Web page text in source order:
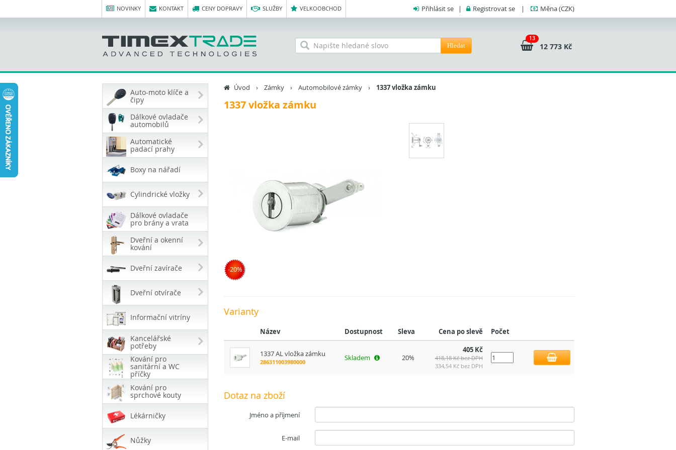
NOVINKY KONTAKT CENY DOPRAVY SLUŽBY VELKOOBCHOD Přihlásit se | Registrovat se | Měna(CZK)
13
12 773 Kč
Hledat
Auto-moto klíče a
čipy
Dálkové ovladače
automobilů
Automatické
padací prahy
Boxy na nářadí
Cylindrické vložky
Dálkové ovladače
pro brány a vrata
Dveřní a okenní
kování
Dveřní zavírače
Dveřní otvírače
Informační vitríny
Kancelářské
potřeby
Kování pro
sanitární a WC
příčky
Kování pro
sprchové kouty
Lékárničky
Nůžky
Úvod › Zámky› Automobilové zámky› 1337 vložka zámku
1337 vložka zámku
-20%
Varianty
Název Dostupnost Sleva Cena po slevě Počet
1337 AL vložka zámku
286311003980000 Skladem 20%
405 Kč
418,18 Kč bez DPH
334,54 Kč bez DPH
Dotaz na zboží
Jméno a příjmení
E-mail